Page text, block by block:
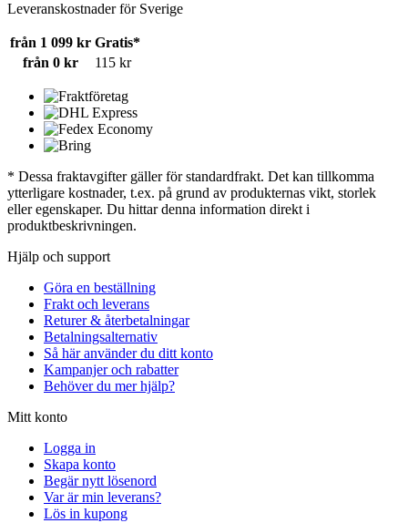
Leveranskostnader för Sverige
från 1 099 kr Gratis*
från 0 kr
115 kr
* Dessa fraktavgifter gäller för standardfrakt. Det kan tillkomma
ytterligare kostnader, t.ex. på grund av produkternas vikt, storlek
eller egenskaper. Du hittar denna information direkt i
produktbeskrivningen.
Hjälp och support
Göra en beställning
Frakt och leverans
Returer & återbetalningar
Betalningsalternativ
Så här använder du ditt konto
Kampanjer och rabatter
Behöver du mer hjälp?
Mitt konto
Logga in
Skapa konto
Begär nytt lösenord
Var är min leverans?
Lös in kupong